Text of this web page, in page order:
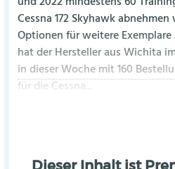
Cessna 172 Skyhawk
Optionen für weitere
hat der Hersteller aus Wichita
in dieser Woche mit 160
für die Cessna...
Dieser Inhalt ist